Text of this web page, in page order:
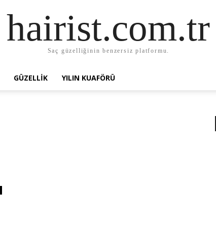
hairist.com.tr
Saç güzelliğinin benzersiz platformu.
GÜZELLIK YILIN KUAFÖRÜ